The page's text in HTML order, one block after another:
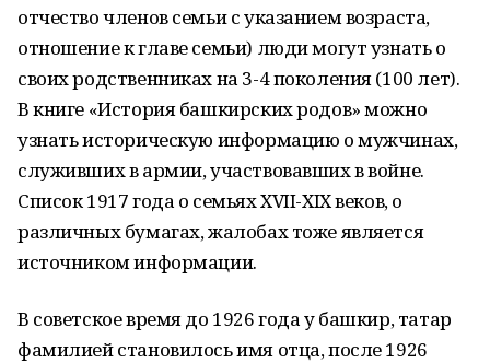
отчество членов семьи с указанием возраста,
отношение к главе семьи) люди могут узнать о
своих родственниках на 3-4 поколения (100 лет).
В книге «История башкирских родов» можно
узнать историческую информацию о мужчинах,
служивших в армии, участвовавших в войне.
Список 1917 года о семьях XVII-XIX веков, о
различных бумагах, жалобах тоже является
источником информации.
В советское время до 1926 года у башкир, татар
фамилией становилось имя отца, после 1926